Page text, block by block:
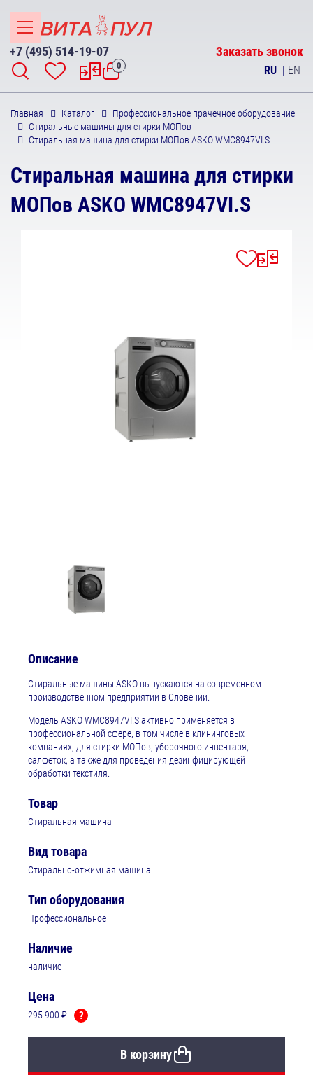
+7 (495) 514-19-07 Заказать звонок
0 RU | EN
Главная Каталог
Профессиональное прачечное оборудование
Стиральные машины для стирки МОПов
Стиральная машина для стирки МОПов ASKO WMC8947VI.S
Стиральная машина для стирки
МОПов ASKO WMC8947VI.S
Описание
Стиральные машины ASKO выпускаются на современном
производственном предприятии в Словении.
Модель ASKO WMC8947VI.S активно применяется в
профессиональной сфере, в том числе в клининговых
компаниях, для стирки МОПов, уборочного инвентаря,
салфеток, а также для проведения дезинфицирующей
обработки текстиля.
Товар
Стиральная машина
Вид товара
Стирально-отжимная машина
Тип оборудования
Профессиональное
Наличие
наличие
Цена
295 900 ₽ ?
В корзину